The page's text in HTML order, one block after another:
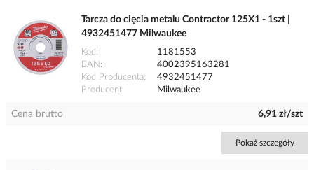
Tarcza do cięcia metalu Contractor 125X1 - 1szt |
4932451477 Milwaukee
Kod
1181553
EAN
4002395163281
Kod Producenta
4932451477
Producent
Milwaukee
Cena brutto 6,91 zł/szt
Pokaż szczegóły